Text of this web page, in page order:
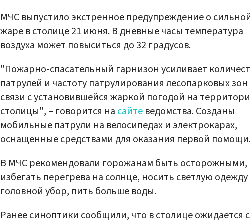
МЧС выпустило экстренное предупреждение о
жаре в столице 21 июня. В дневные часы температура
воздуха может повыситься до 32 градусов.
"Пожарно-спасательный гарнизон усиливает
патрулей и частоту патрулирования лесопарковых зон
связи с установившейся жаркой погодой на
столицы", – говорится на сайте ведомства. Созданы
мобильные патрули на велосипедах и электрокарах,
оснащенные средствами для оказания первой помощи.
В МЧС рекомендовали горожанам быть осторожными,
избегать перегрева на солнце, носить светлую
головной убор, пить больше воды.
Ранее синоптики сообщили, что в столице ожидается